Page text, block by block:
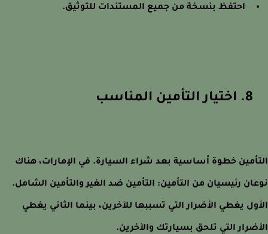
احتفظ بنسخة من جميع المستندات للتوثيق.
خطوة أساسية بعد شراء السيارة. في الإمارات، هناك
رئيسيان من التأمين: التأمين ضد الغير والتأمين الشامل.
يغطي الأضرار التي تسببها للآخرين، بينما الثاني يغطي
التي تلحق بسيارتك والآخرين.